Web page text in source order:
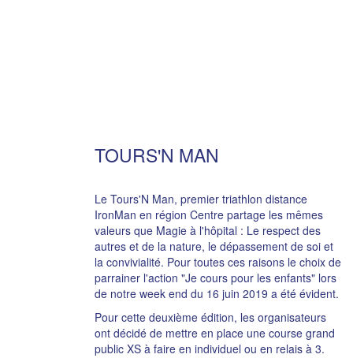
TOURS'N MAN
Le Tours'N Man, premier triathlon distance
IronMan en région Centre partage les mêmes
valeurs que Magie à l'hôpital : Le respect des
autres et de la nature, le dépassement de soi et
la convivialité. Pour toutes ces raisons le choix de
parrainer l'action "Je cours pour les enfants" lors
de notre week end du 16 juin 2019 a été évident.
Pour cette deuxième édition, les organisateurs
ont décidé de mettre en place une course grand
public XS à faire en individuel ou en relais à 3.